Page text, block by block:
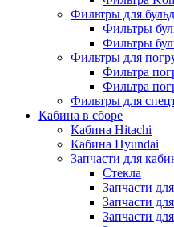
Фильтры для
Фильтры
Фильтры
Фильтры для
Фильтра
Фильтра
Фильтры для
Кабина в сборе
Кабина Hitachi
Кабина Hyundai
Запчасти для
Стекла
Запчасти
Запчасти
Запчасти